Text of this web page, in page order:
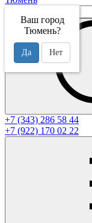
Ваш город
Тюмень?
Да Нет
+7 (343) 286 58 44
+7 (922) 170 02 22